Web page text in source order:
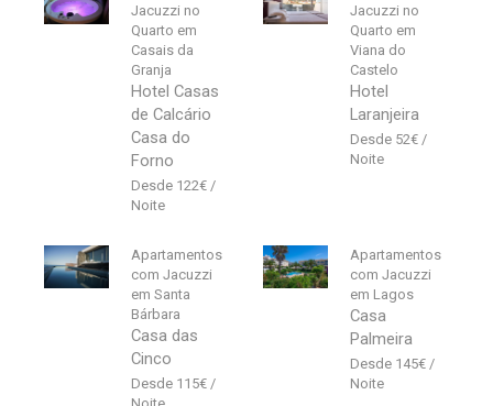
Jacuzzi no
Quarto em
Casais da
Granja
Hotel Casas
de Calcário
Casa do
Forno
122€
Jacuzzi no
Quarto em
Viana do
Castelo
Hotel
Laranjeira
52€
Apartamentos
com Jacuzzi
em Santa
Bárbara
Casa das
Cinco
115€
Apartamentos
com Jacuzzi
em Lagos
Casa
Palmeira
145€